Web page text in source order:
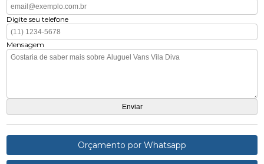
Digite seu telefone
Mensagem
Orçamento por Whatsapp